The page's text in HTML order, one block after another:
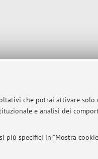
che potrai attivare solo
e analisi dei
più specifici in "Mostra